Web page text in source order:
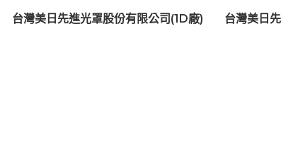
台灣美日先進光罩股份有限公司(1D廠) 台灣美日